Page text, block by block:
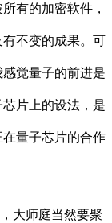
有的加密软件，
不变的成果。可
觉量子的前进是
片上的设法，是
量子芯片的合作
大师庭当然要聚